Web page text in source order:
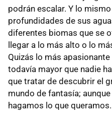
podrán escalar. Y lo
profundidades de sus
diferentes biomas que se
llegar a lo más alto o lo
Quizás lo más
todavía mayor que nadie
que tratar de descubrir el
mundo de fantasía;
hagamos lo que queramos.